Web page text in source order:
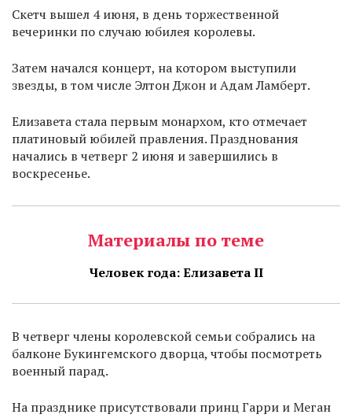
Скетч вышел 4 июня, в день торжественной
вечеринки по случаю юбилея королевы.
Затем начался концерт, на котором выступили
звезды, в том числе Элтон Джон и Адам Ламберт.
Елизавета стала первым монархом, кто отмечает
платиновый юбилей правления. Празднования
начались в четверг 2 июня и завершились в
воскресенье.
Материалы по теме
Человек года: Елизавета II
В четверг члены королевской семьи собрались на
балконе Букингемского дворца, чтобы посмотреть
военный парад.
На празднике присутствовали принц Гарри и Меган